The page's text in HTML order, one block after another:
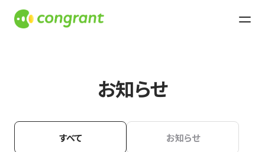
お知らせ
すべて お知らせ